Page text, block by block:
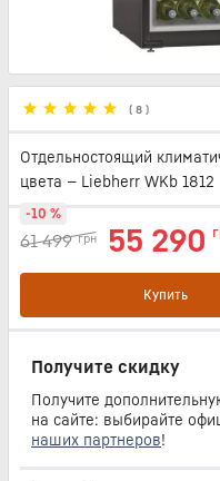
( 8 )
Отдельностоящий
цвета — Liebherr WKb 1812
61 499 грн 55 290
-10 %
Купить
Получите скидку
Получите
на сайте: выбирайте
наших партнеров!